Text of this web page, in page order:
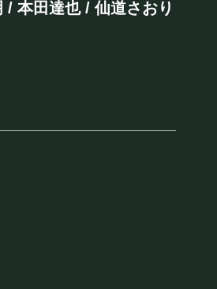
本田達也 / 仙道さおり